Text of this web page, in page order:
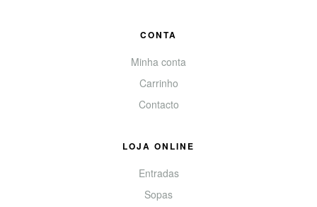
CONTA
Minha conta
Carrinho
Contacto
LOJA ONLINE
Entradas
Sopas